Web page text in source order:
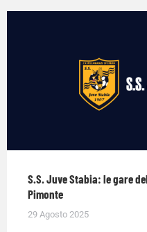
S.S. Juve Stabia: le gare
Pimonte
29 Agosto 2025